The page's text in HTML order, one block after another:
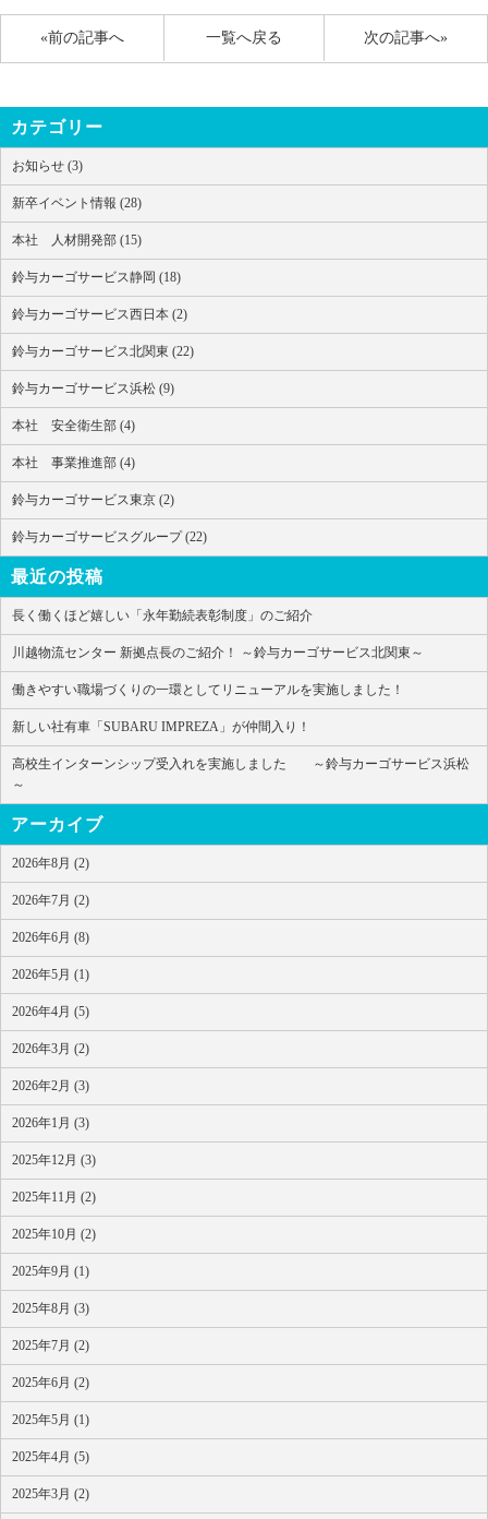
«前の記事へ 次の記事へ»
一覧へ戻る
カテゴリー
お知らせ (3)
新卒イベント情報 (28)
本社 人材開発部 (15)
鈴与カーゴサービス静岡 (18)
鈴与カーゴサービス西日本 (2)
鈴与カーゴサービス北関東 (22)
鈴与カーゴサービス浜松 (9)
本社 安全衛生部 (4)
本社 事業推進部 (4)
鈴与カーゴサービス東京 (2)
鈴与カーゴサービスグループ (22)
最近の投稿
長く働くほど嬉しい「永年勤続表彰制度」のご紹介
川越物流センター 新拠点長のご紹介！ ～鈴与カーゴサービス北関東～
働きやすい職場づくりの一環としてリニューアルを実施しました！
新しい社有車「SUBARU IMPREZA」が仲間入り！
高校生インターンシップ受入れを実施しました ～鈴与カーゴサービス浜松
～
アーカイブ
2026年8月 (2)
2026年7月 (2)
2026年6月 (8)
2026年5月 (1)
2026年4月 (5)
2026年3月 (2)
2026年2月 (3)
2026年1月 (3)
2025年12月 (3)
2025年11月 (2)
2025年10月 (2)
2025年9月 (1)
2025年8月 (3)
2025年7月 (2)
2025年6月 (2)
2025年5月 (1)
2025年4月 (5)
2025年3月 (2)